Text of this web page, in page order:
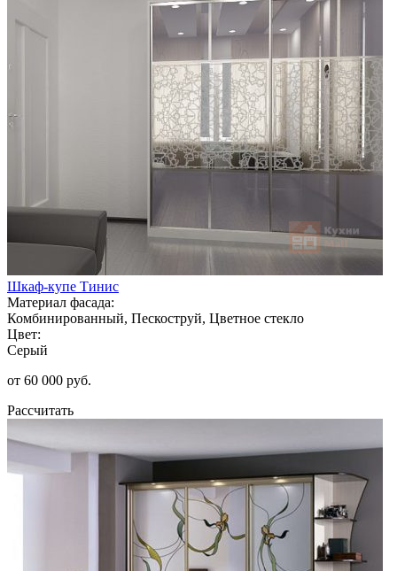
Шкаф-купе Тинис
Материал фасада:
Комбинированный, Пескоструй, Цветное стекло
Цвет:
Серый
от 60 000 руб.
Рассчитать